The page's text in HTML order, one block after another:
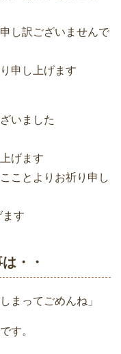
し訳ございませんで
申し上げます
いました
げます
ことよりお祈り申し
ます
・・
まってごめんね」
す。